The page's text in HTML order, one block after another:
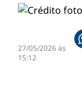
27/05/2026 às
15:12